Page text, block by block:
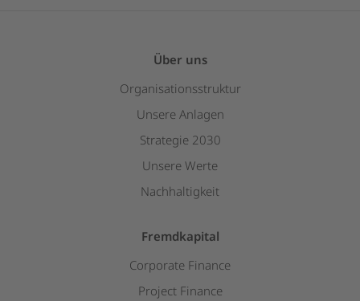
Über uns
Organisationsstruktur
Unsere Anlagen
Strategie 2030
Unsere Werte
Nachhaltigkeit
Fremdkapital
Corporate Finance
Project Finance